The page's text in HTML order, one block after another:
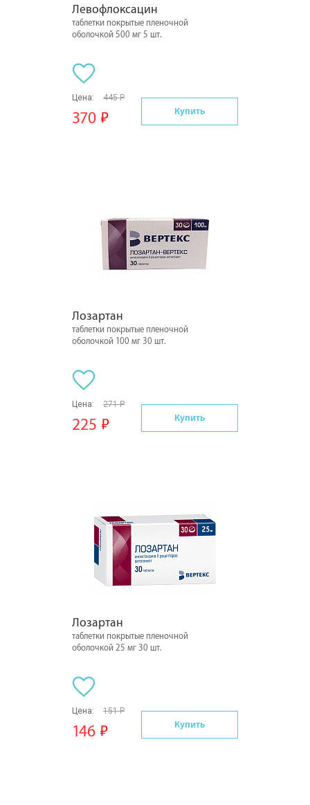
Левофлоксацин
таблетки покрытые пленочной
оболочкой 500 мг 5 шт.
Цена: 445 Р
370 Купить
Лозартан
таблетки покрытые пленочной
оболочкой 100 мг 30 шт.
Цена: 271 Р
225 Купить
Лозартан
таблетки покрытые пленочной
оболочкой 25 мг 30 шт.
Цена: 151 Р
146 Купить